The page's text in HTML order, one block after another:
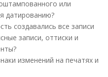
или
датированию?
создавались все записи
записи, оттиски и
изменений на печатях и